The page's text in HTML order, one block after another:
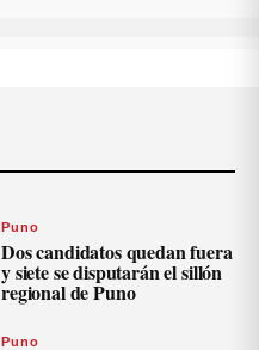
Puno
Dos candidatos quedan fuera
y siete se disputarán el sillón
regional de Puno
Puno